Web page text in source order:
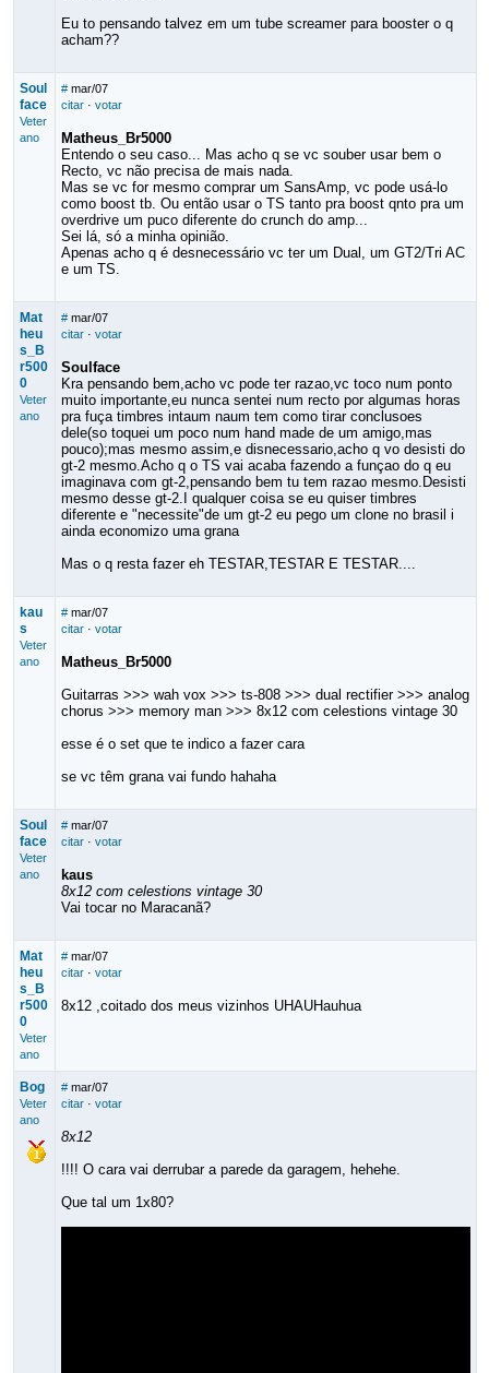
Eu to pensando talvez em um tube screamer para booster o q
acham??
Soul
face
Veter
ano
# mar/07
citar· votar
Matheus_Br5000
Entendo o seu caso... Mas acho q se vc souber usar bem o
Recto, vc não precisa de mais nada.
Mas se vc for mesmo comprar um SansAmp, vc pode usá-lo
como boost tb. Ou então usar o TS tanto pra boost qnto pra um
overdrive um puco diferente do crunch do amp...
Sei lá, só a minha opinião.
Apenas acho q é desnecessário vc ter um Dual, um GT2/Tri AC
e um TS.
Mat
heu
s_B
r500
0
Veter
ano
# mar/07
citar· votar
Soulface
Kra pensando bem,acho vc pode ter razao,vc toco num ponto
muito importante,eu nunca sentei num recto por algumas horas
pra fuça timbres intaum naum tem como tirar conclusoes
dele(so toquei um poco num hand made de um amigo,mas
pouco);mas mesmo assim,e disnecessario,acho q vo desisti do
gt-2 mesmo.Acho q o TS vai acaba fazendo a funçao do q eu
imaginava com gt-2,pensando bem tu tem razao mesmo.Desisti
mesmo desse gt-2.I qualquer coisa se eu quiser timbres
diferente e "necessite"de um gt-2 eu pego um clone no brasil i
ainda economizo uma grana
Mas o q resta fazer eh TESTAR,TESTAR E TESTAR....
kau
s
Veter
ano
# mar/07
citar· votar
Matheus_Br5000
Guitarras >>> wah vox >>> ts-808 >>> dual rectifier >>> analog
chorus >>> memory man >>> 8x12 com celestions vintage 30
esse é o set que te indico a fazer cara
se vc têm grana vai fundo hahaha
Soul
face
Veter
ano
# mar/07
citar· votar
kaus
8x12 com celestions vintage 30
Vai tocar no Maracanã?
Mat
heu
s_B
r500
0
Veter
ano
# mar/07
citar· votar
8x12 ,coitado dos meus vizinhos UHAUHauhua
Bog
Veter
ano
# mar/07
citar· votar
8x12
!!!! O cara vai derrubar a parede da garagem, hehehe.
Que tal um 1x80?